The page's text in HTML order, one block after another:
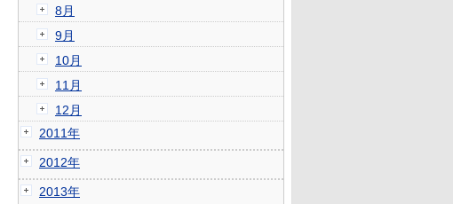
8月
9月
10月
11月
12月
2011年
2012年
2013年